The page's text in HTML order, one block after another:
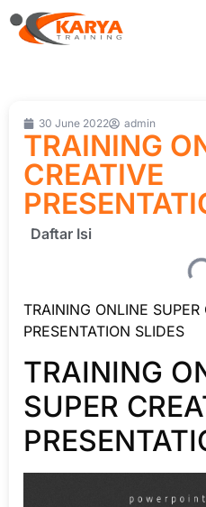
30 June 2022 admin
TRAINING
CREATIVE
Daftar Isi
TRAINING ONLINE SUPER
PRESENTATION SLIDES
TRAINING
SUPER